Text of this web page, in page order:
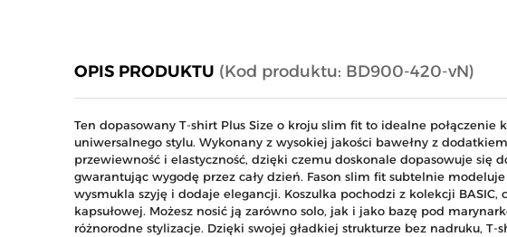
OPIS PRODUKTU (Kod produktu: BD900-420-vN)
Ten dopasowany T-shirt Plus Size o kroju slim fit to idealne połączenie
uniwersalnego stylu. Wykonany z wysokiej jakości bawełny z
przewiewność i elastyczność, dzięki czemu doskonale dopasowuje się
gwarantując wygodę przez cały dzień. Fason slim fit subtelnie
wysmukla szyję i dodaje elegancji. Koszulka pochodzi z kolekcji
kapsułowej. Możesz nosić ją zarówno solo, jak i jako bazę pod
różnorodne stylizacje. Dzięki swojej gładkiej strukturze bez nadruku,